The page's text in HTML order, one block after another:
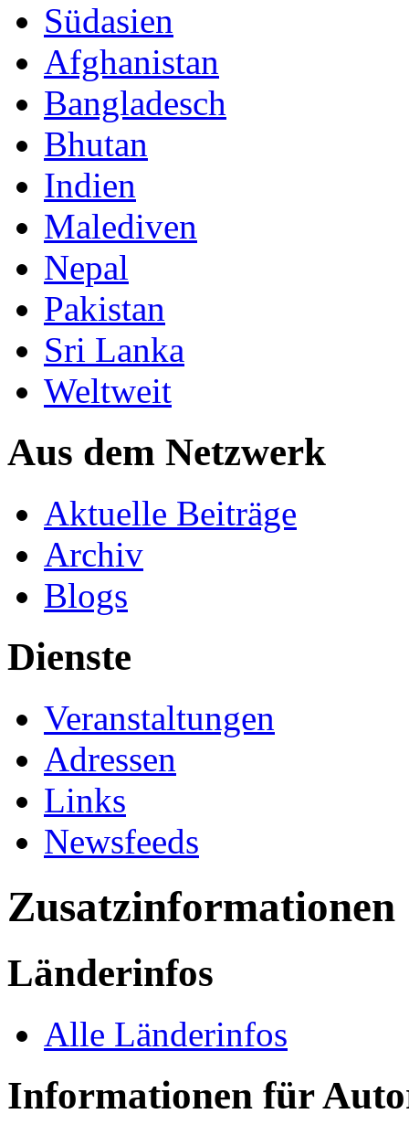
Südasien
Afghanistan
Bangladesch
Bhutan
Indien
Malediven
Nepal
Pakistan
Sri Lanka
Weltweit
Aus dem Netzwerk
Aktuelle Beiträge
Archiv
Blogs
Dienste
Veranstaltungen
Adressen
Links
Newsfeeds
Zusatzinformationen
Länderinfos
Alle Länderinfos
Informationen für